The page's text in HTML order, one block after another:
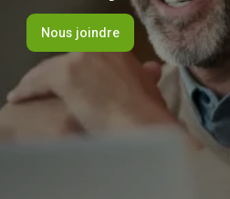
Nous joindre